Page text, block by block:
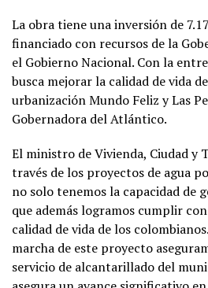
La obra tiene una inversión de
financiado con recursos de la
el Gobierno Nacional. Con la
busca mejorar la calidad de vida
urbanización Mundo Feliz y Las
Gobernadora del Atlántico.
El ministro de Vivienda, Ciudad y
través de los proyectos de agua
no solo tenemos la capacidad de
que además logramos cumplir
calidad de vida de los
marcha de este proyecto
servicio de alcantarillado del